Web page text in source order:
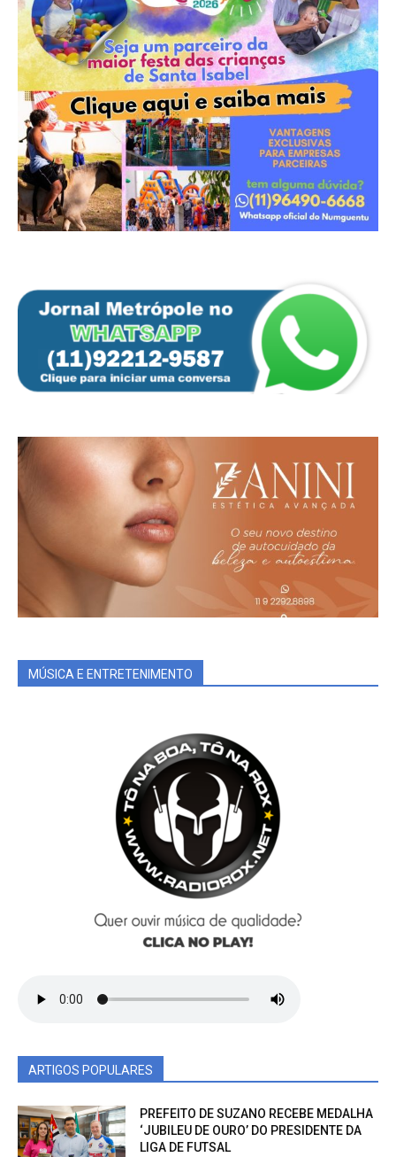
MÚSICA E ENTRETENIMENTO
ARTIGOS POPULARES
PREFEITO DE SUZANO RECEBE MEDALHA
‘JUBILEU DE OURO’ DO PRESIDENTE DA
LIGA DE FUTSAL